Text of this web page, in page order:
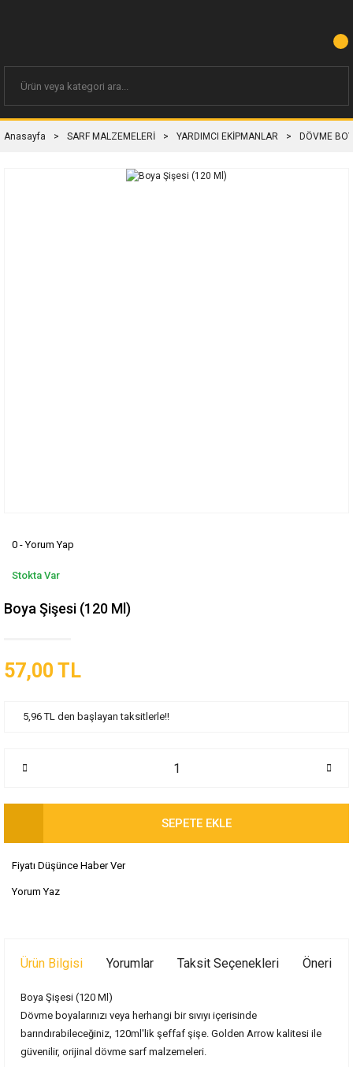
Anasayfa SARF MALZEMELERİ YARDIMCI EKİPMANLAR DÖVME
0 - Yorum Yap
Stokta Var
Boya Şişesi (120 Ml)
57,00 TL
5,96 TL den başlayan taksitlerle!!
SEPETE EKLE
Fiyatı Düşünce Haber Ver
Yorum Yaz
Ürün Bilgisi Yorumlar Taksit Seçenekleri
Boya Şişesi (120 Ml)
Dövme boyalarınızı veya herhangi bir sıvıyı içerisinde
barındırabileceğiniz, 120ml'lik şeffaf şişe. Golden Arrow kalitesi ile
güvenilir, orijinal dövme sarf malzemeleri.